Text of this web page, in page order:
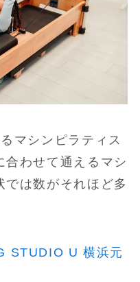
マシンピラティス
合わせて通えるマシ
では数がそれほど多
STUDIO U 横浜元